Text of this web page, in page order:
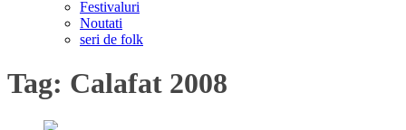
Festivaluri
Noutati
seri de folk
Tag: Calafat 2008